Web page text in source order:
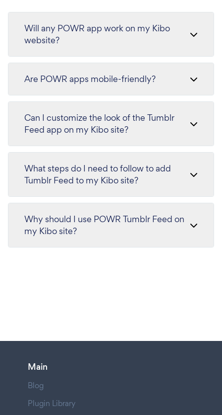
Will any POWR app work on my Kibo
website?
Are POWR apps mobile-friendly?
Can I customize the look of the Tumblr
Feed app on my Kibo site?
What steps do I need to follow to add
Tumblr Feed to my Kibo site?
Why should I use POWR Tumblr Feed on
my Kibo site?
Main
Blog
Plugin Library